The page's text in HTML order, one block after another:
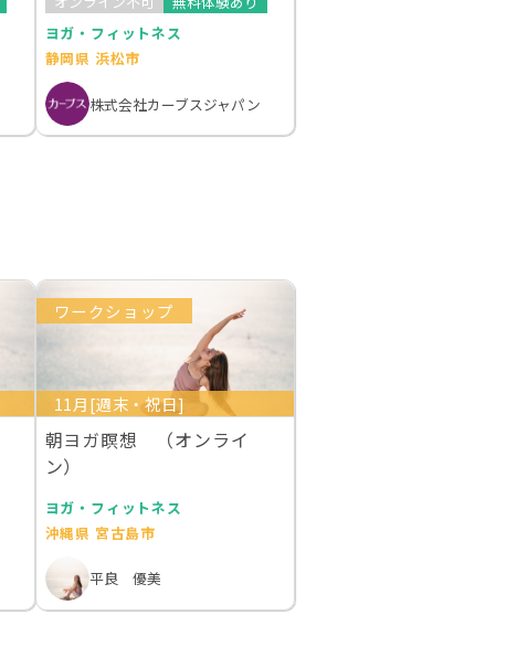
ヨガ・フィットネス
静岡県 浜松市
株式会社カーブスジャパン
ワークショップ
11月[週末・祝日]
朝ヨガ瞑想 （オンライ
ン）
ヨガ・フィットネス
沖縄県 宮古島市
平良 優美